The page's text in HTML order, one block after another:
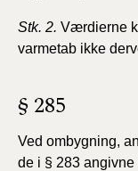
Stk. 2. Værdierne
varmetab ikke
§ 285
Ved ombygning,
de i § 283